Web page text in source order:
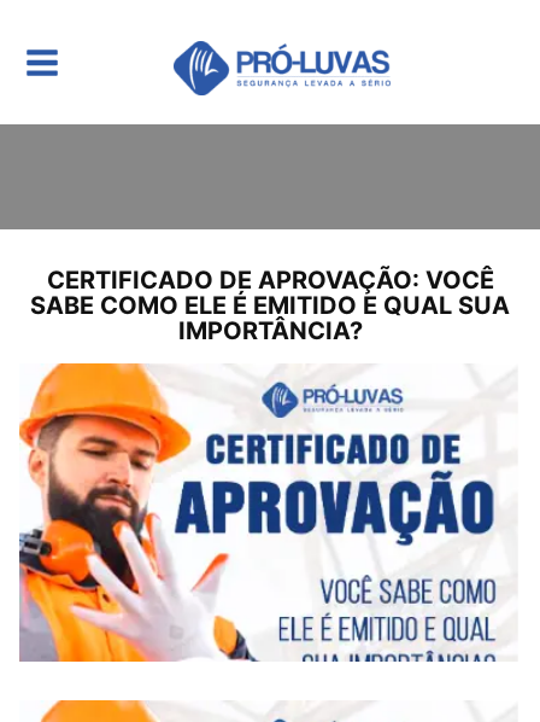
CERTIFICADO DE APROVAÇÃO: VOCÊ
SABE COMO ELE É EMITIDO E QUAL SUA
IMPORTÂNCIA?